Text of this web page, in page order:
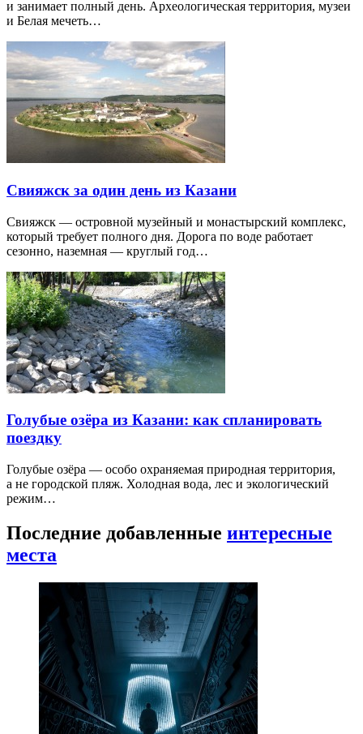
и занимает полный день. Археологическая территория, музеи
и Белая мечеть…
Свияжск за один день из Казани
Свияжск — островной музейный и монастырский комплекс,
который требует полного дня. Дорога по воде работает
сезонно, наземная — круглый год…
Голубые озёра из Казани: как спланировать
поездку
Голубые озёра — особо охраняемая природная территория,
а не городской пляж. Холодная вода, лес и экологический
режим…
Последние добавленные интересные
места